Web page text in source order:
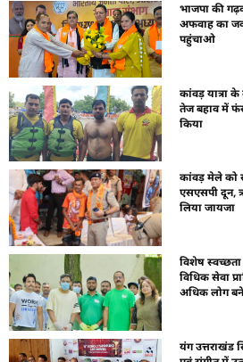
भाजपा की
अफवाह का
पहुंचाओ
कांवड़ यात्रा
तेज बहाव में
किया
कांवड़ मेले को
एसएसपी दून,
लिया जायजा
विशेष
विधिक सेवा
अधिक लोग
यंग उत्तराखंड